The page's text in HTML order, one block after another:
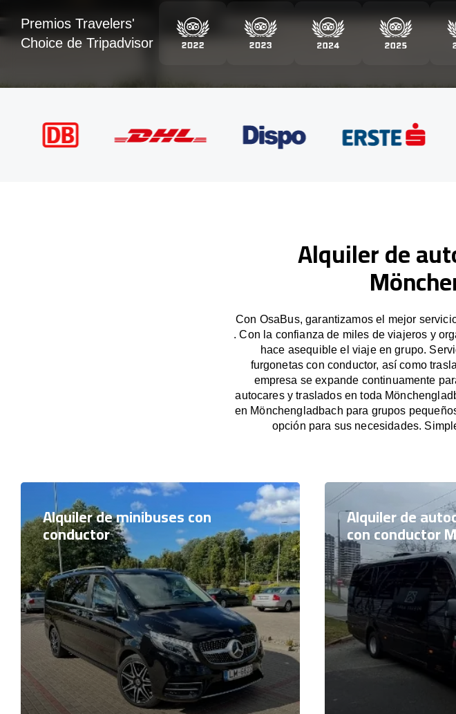
Premios Travelers'
Choice de Tripadvisor
Alquiler de
Con OsaBus, garantizamos el mejor
. Con la confianza de miles de viajeros y
hace asequible el viaje en grupo.
furgonetas con conductor, así como
empresa se expande continuamente
autocares y traslados en toda
en Mönchengladbach para grupos
opción para sus necesidades.
Alquiler de minibuses con
conductor
Alquiler de
con conductor